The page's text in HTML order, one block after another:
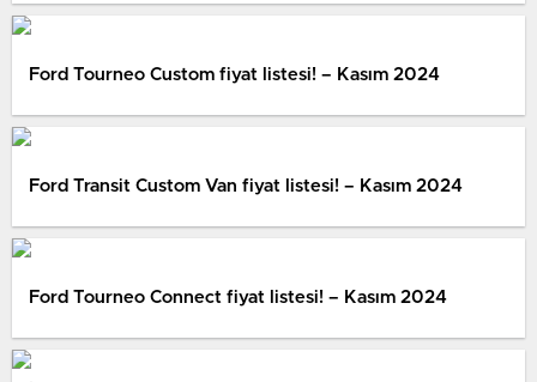
Ford Tourneo Custom fiyat listesi! – Kasım 2024
Ford Transit Custom Van fiyat listesi! – Kasım 2024
Ford Tourneo Connect fiyat listesi! – Kasım 2024